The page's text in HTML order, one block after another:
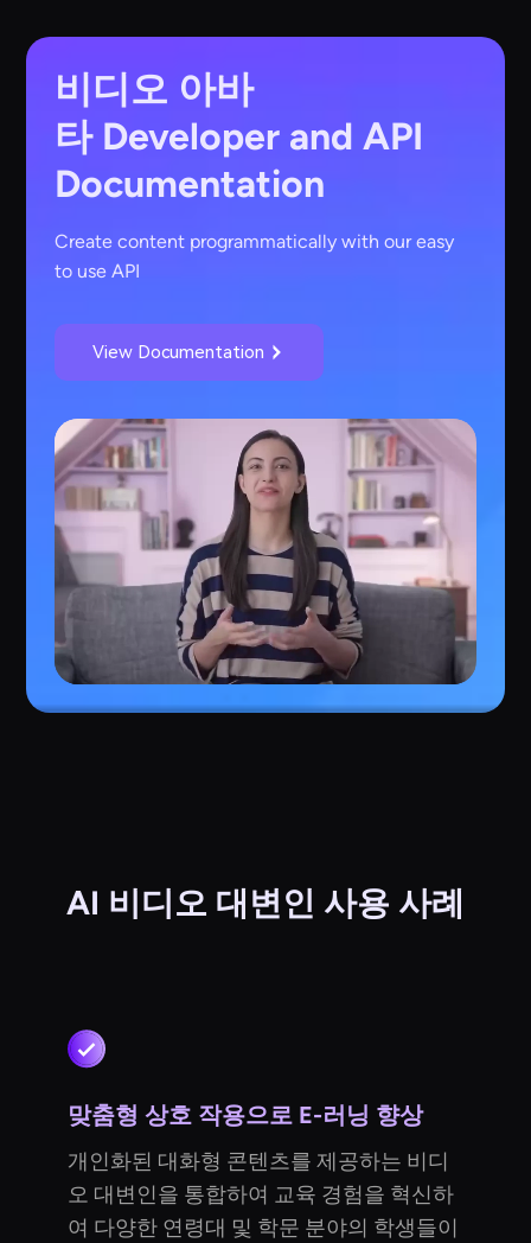
비디오 아바
타Developer and API
Documentation
Create content programmatically with our easy
to use API
View Documentation
AI 비디오 대변인 사용 사례
맞춤형 상호 작용으로 E-러닝 향상
개인화된 대화형 콘텐츠를 제공하는 비디
오 대변인을 통합하여 교육 경험을 혁신하
여 다양한 연령대 및 학문 분야의 학생들이